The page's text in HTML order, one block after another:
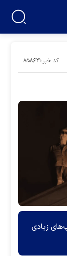
کد خبر:۸۵۸۶۲۱
زیادی